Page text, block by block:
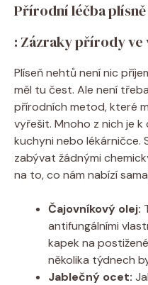
Přírodní léčba
: Zázraky přírody ve
Plíseň nehtů není nic
měl tu čest. Ale není
přírodních metod, které
vyřešit. Mnoho z nich je
kuchyni nebo lékárničce.
zabývat žádnými
na to, co nám nabízí
Čajovníkový olej:
antifungálními
kapek na
několika týdnech
Jablečný ocet: